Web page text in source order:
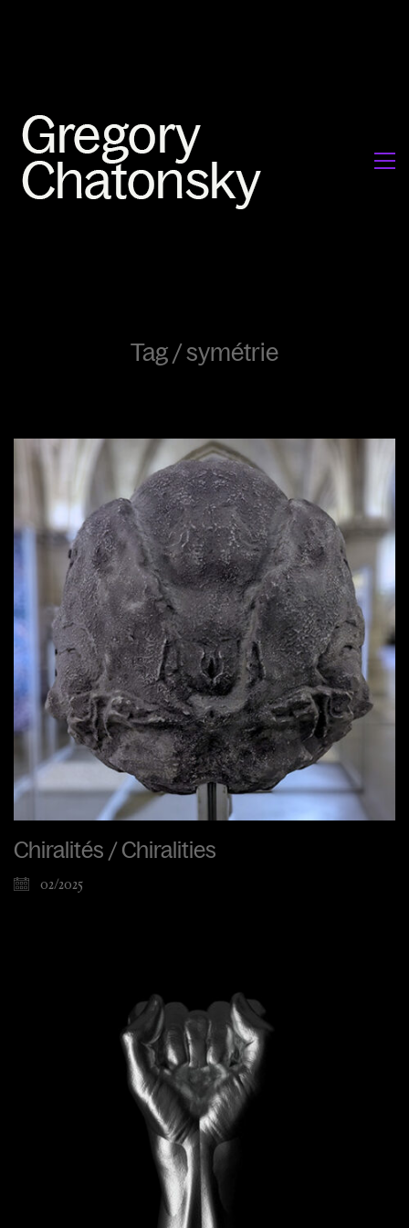
Tag /symétrie
Chiralités / Chiralities
02/2025